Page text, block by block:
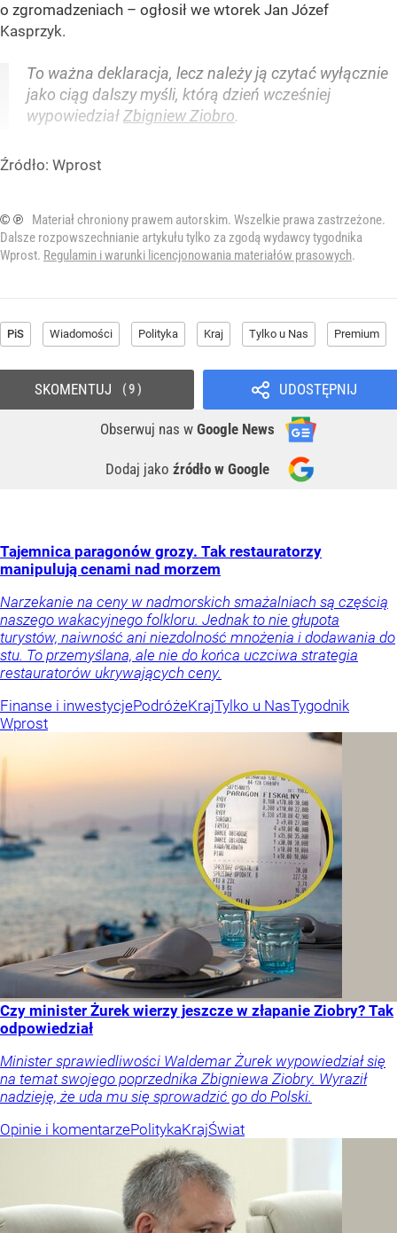
o zgromadzeniach – ogłosił we wtorek Jan Józef
Kasprzyk.
To ważna deklaracja, lecz należy ją czytać wyłącznie
jako ciąg dalszy myśli, którą dzień wcześniej
wypowiedziałZbigniew Ziobro.
Źródło: Wprost
© ℗
Materiał chroniony prawem autorskim. Wszelkie prawa zastrzeżone.
Dalsze rozpowszechnianie artykułu tylko za zgodą wydawcy tygodnika
Wprost. Regulamin i warunki licencjonowania materiałów prasowych.
PiS Wiadomości Polityka Kraj Tylko u Nas Premium
UDOSTĘPNIJ
Obserwuj nas w Google News
Dodaj jako źródło w Google
SKOMENTUJ 9
Tajemnica paragonów grozy. Tak restauratorzy
manipulują cenami nad morzem
Narzekanie na ceny w nadmorskich smażalniach są częścią
naszego wakacyjnego folkloru. Jednak to nie głupota
turystów, naiwność ani niezdolność mnożenia i dodawania do
stu. To przemyślana, ale nie do końca uczciwa strategia
restauratorów ukrywających ceny.
Finanse i inwestycjePodróżeKrajTylko u NasTygodnik
Wprost
Czy minister Żurek wierzy jeszcze w złapanie Ziobry? Tak
odpowiedział
Minister sprawiedliwości Waldemar Żurek wypowiedział się
na temat swojego poprzednika Zbigniewa Ziobry. Wyraził
nadzieję, że uda mu się sprowadzić go do Polski.
Opinie i komentarzePolitykaKrajŚwiat